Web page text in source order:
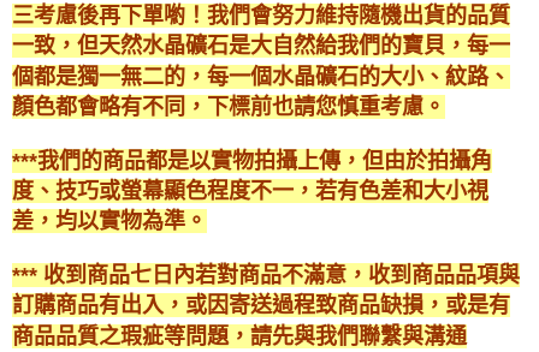
三考慮後再下單喲！我們會努力維持隨機出貨的品質
一致，但天然水晶礦石是大自然給我們的寶貝，每一
個都是獨一無二的，每一個水晶礦石的大小、紋路、
顏色都會略有不同，下標前也請您慎重考慮。
***我們的商品都是以實物拍攝上傳，但由於拍攝角
度、技巧或螢幕顯色程度不一，若有色差和大小視
差，均以實物為準。
*** 收到商品七日內若對商品不滿意，收到商品品項與
訂購商品有出入，或因寄送過程致商品缺損，或是有
商品品質之瑕疵等問題，請先與我們聯繫與溝通